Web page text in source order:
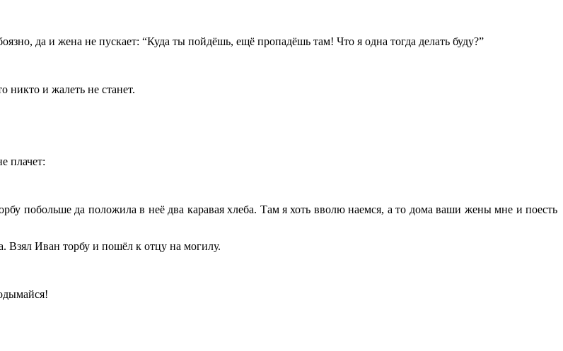
да и жена не пускает: “Куда ты пойдёшь, ещё пропадёшь там! Что я одна тогда делать буду?”
и жалеть не станет.
плачет:
побольше да положила в неё два каравая хлеба. Там я хоть вволю наемся, а то дома ваши жены мне и поесть
Взял Иван торбу и пошёл к отцу на могилу.